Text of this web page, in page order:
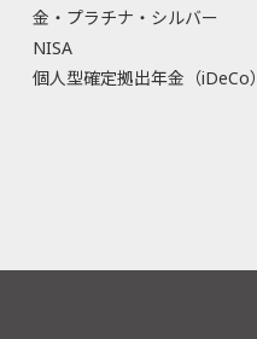
金・プラチナ・シルバー
NISA
個人型確定拠出年金（iDeCo）